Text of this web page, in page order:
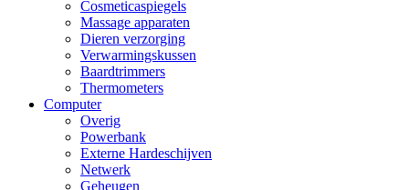
Cosmeticaspiegels
Massage apparaten
Dieren verzorging
Verwarmingskussen
Baardtrimmers
Thermometers
Computer
Overig
Powerbank
Externe Hardeschijven
Netwerk
Geheugen